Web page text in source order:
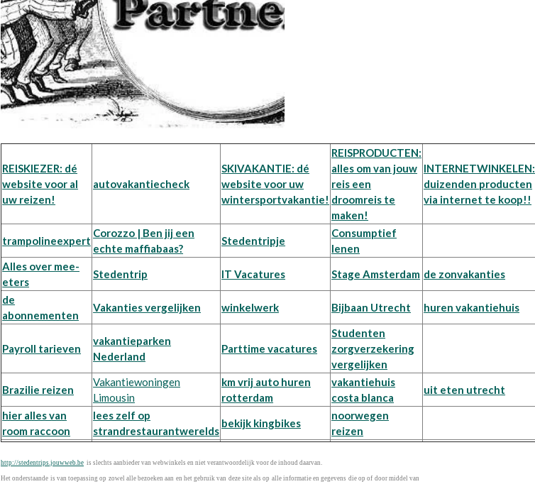
REISKIEZER: dé
website voor al
uw reizen!
autovakantiecheck
SKIVAKANTIE: dé
website voor uw
wintersportvakantie!
REISPRODUCTEN:
alles om van jouw
reis een
droomreis te
maken!
INTERNETWINKELEN:
duizenden producten
via internet te koop!!
trampolineexpert
Corozzo | Ben jij een
echte maffiabaas?
Stedentripje
Consumptief
lenen
Alles over mee-
eters
Stedentrip IT Vacatures Stage Amsterdam de zonvakanties
de
abonnementen
Vakanties vergelijken winkelwerk Bijbaan Utrecht huren vakantiehuis
Payroll tarieven
vakantieparken
Nederland
Parttime vacatures
Studenten
zorgverzekering
vergelijken
Brazilie reizen
Vakantiewoningen
Limousin
km vrij auto huren
rotterdam
vakantiehuis
costa blanca
uit eten utrecht
hier alles van
room raccoon
lees zelf op
strandrestaurantwerelds
bekijk kingbikes
noorwegen
reizen
http://stedentrips.jouwweb.be is slechts aanbieder van webwinkels en niet verantwoordelijk voor de inhoud daarvan.
Het onderstaande is van toepassing op zowel alle bezoeken aan en het gebruik van deze site als op alle informatie en gegevens die op of door middel van